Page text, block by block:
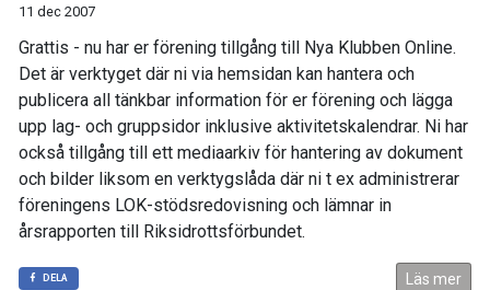
11 dec 2007
Grattis - nu har er förening tillgång till Nya Klubben Online.
Det är verktyget där ni via hemsidan kan hantera och
publicera all tänkbar information för er förening och lägga
upp lag- och gruppsidor inklusive aktivitetskalendrar. Ni har
också tillgång till ett mediaarkiv för hantering av dokument
och bilder liksom en verktygslåda där ni t ex administrerar
föreningens LOK-stödsredovisning och lämnar in
årsrapporten till Riksidrottsförbundet.
DELA Läs mer